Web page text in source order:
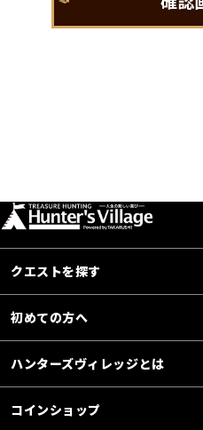
クエストを探す
初めての方へ
ハンターズヴィレッジとは
コインショップ